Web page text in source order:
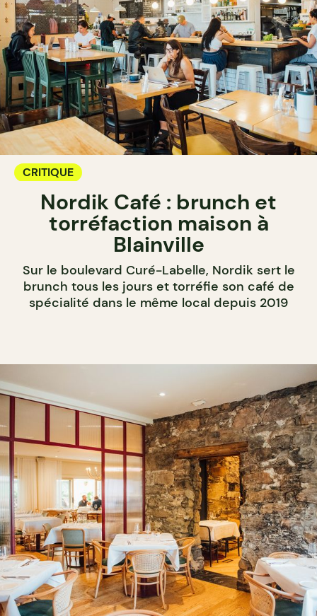
CRITIQUE
Nordik Café : brunch et
torréfaction maison à
Blainville
Sur le boulevard Curé-Labelle, Nordik sert le
brunch tous les jours et torréfie son café de
spécialité dans le même local depuis 2019